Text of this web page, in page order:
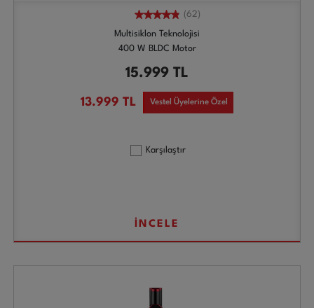
(62)
Multisiklon Teknolojisi
400 W BLDC Motor
15.999 TL
13.999 TL Vestel Üyelerine Özel
Karşılaştır
İNCELE